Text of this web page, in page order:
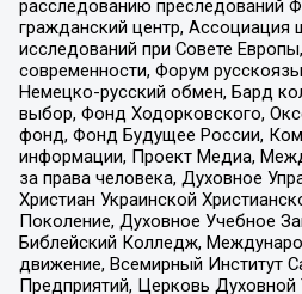
расследованию преследований
гражданский центр, Ассоциация
исследований при Совете
современности, Форум
Немецко-русский обмен, Бард
выбор, Фонд Ходорковского,
фонд, Фонд Будущее России,
информации, Проект Медиа,
за права человека, Духовное
Христиан Украинской
Поколение, Духовное Учебное
Библейский Колледж,
движение, Всемирный Институт
Предприятий, Церковь Духовной